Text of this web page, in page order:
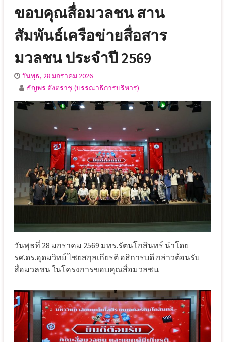
ขอบคุณสื่อมวลชน สาน
สัมพันธ์เครือข่ายสื่อสาร
มวลชน ประจำปี 2569
วันพุธ, 28 มกราคม 2026
ธัญพร ดังตราชู (บรรณาธิการบริหาร)
วันพุธที่ 28 มกราคม 2569 มทร.รัตนโกสินทร์ นำโดย
รศ.ดร.อุดมวิทย์ ไชยสกุลเกียรติ อธิการบดี กล่าวต้อนรับ
สื่อมวลชน ในโครงการขอบคุณสื่อมวลชน